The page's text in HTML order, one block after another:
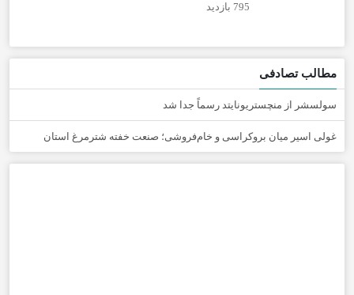
795 بازدید
مطالب تصادفی
سولسشر از منچستریونایتد رسماً جدا شد
غولی اسیر میان بروکراسی و خام‌فروشی؛ صنعت خفته شترمرغ استان